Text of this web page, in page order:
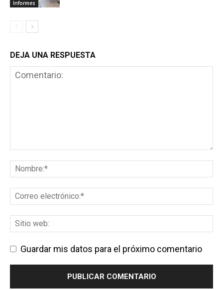
Informes
DEJA UNA RESPUESTA
Guardar mis datos para el próximo comentario